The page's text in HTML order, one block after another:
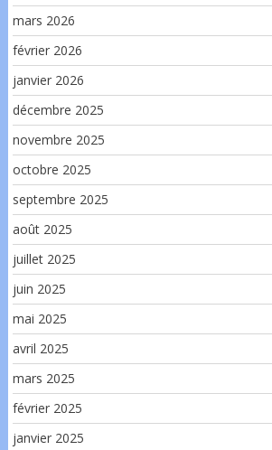
mars 2026
février 2026
janvier 2026
décembre 2025
novembre 2025
octobre 2025
septembre 2025
août 2025
juillet 2025
juin 2025
mai 2025
avril 2025
mars 2025
février 2025
janvier 2025